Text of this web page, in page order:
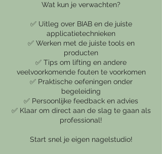
Wat kun je verwachten?
✅ Uitleg over BIAB en de juiste
applicatietechnieken
✅ Werken met de juiste tools en
producten
✅ Tips om lifting en andere
veelvoorkomende fouten te voorkomen
✅ Praktische oefeningen onder
begeleiding
✅ Persoonlijke feedback en advies
✅ Klaar om direct aan de slag te gaan als
professional!
Start snel je eigen nagelstudio!